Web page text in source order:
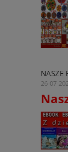
NASZE
26-07-